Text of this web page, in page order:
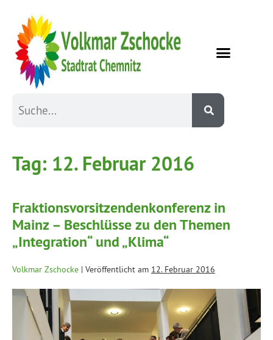
Tag: 12. Februar 2016
Fraktionsvorsitzendenkonferenz in
Mainz – Beschlüsse zu den Themen
„Integration“ und „Klima“
Volkmar Zschocke | Veröffentlicht am 12. Februar 2016